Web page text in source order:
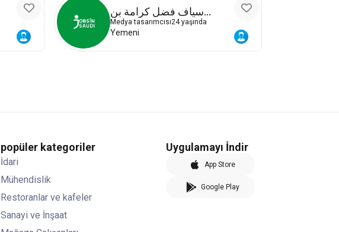
سياف فضل كرامة بن
عويضة
Medya tasarımcısı24 yaşında
Yemeni
popüler kategoriler
İdari
Mühendislik
Restoranlar ve kafeler
Sanayi ve İnşaat
Uygulamayı İndir
App Store
Google Play